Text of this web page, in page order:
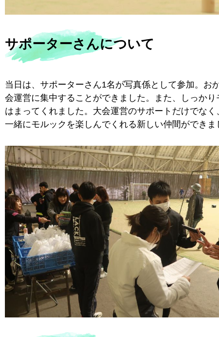
サポーターさんについて
当日は、サポーターさん1名が写真係として参加。お
会運営に集中することができました。また、しっかり
はまってくれました。大会運営のサポートだけでなく
一緒にモルックを楽しんでくれる新しい仲間ができま